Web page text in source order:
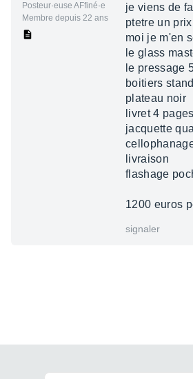
Posteur·euse AFfiné·e
Membre depuis 22 ans
je viens de
ptetre un
moi je m'en
le glass
le pressage
boitiers
plateau noir
livret 4
jacquette
livraison
flashage
1200 euros
signaler